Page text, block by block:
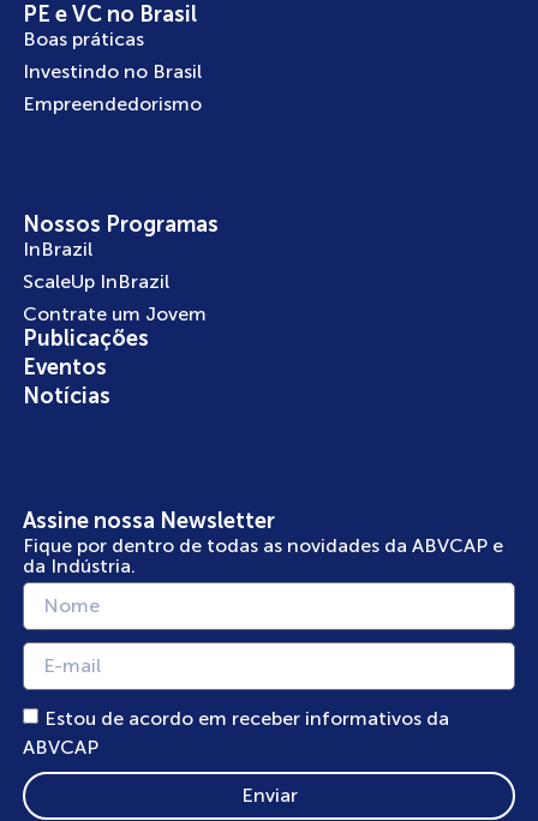
PE e VC no Brasil
Boas práticas
Investindo no Brasil
Empreendedorismo
Nossos Programas
InBrazil
ScaleUp InBrazil
Contrate um Jovem
Publicações
Eventos
Notícias
Assine nossa Newsletter
Fique por dentro de todas as novidades da ABVCAP e
da Indústria.
Estou de acordo em receber informativos da
ABVCAP
Enviar